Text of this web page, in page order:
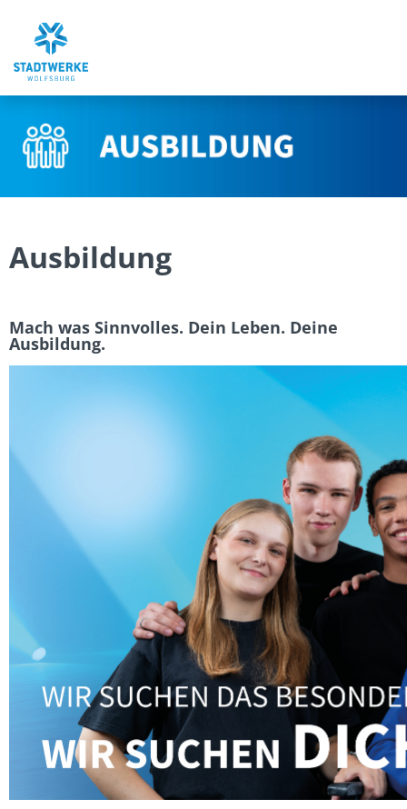
Stellenangebote
Ausbildung
Perspektiven
Ausbildung
Mach was Sinnvolles. Dein Leben. Deine
Ausbildung.